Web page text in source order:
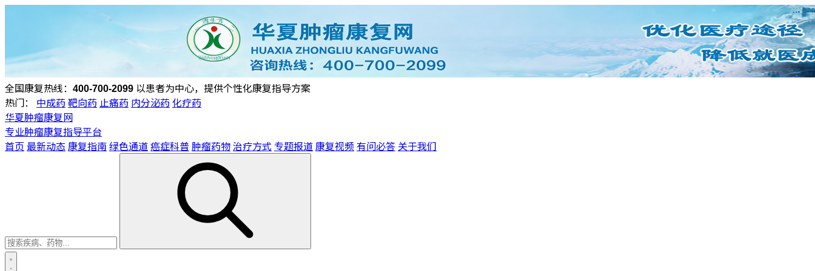
全国康复热线： 400-700-2099 以患者为中心，提供个性化康复指导方案
热门：
中成药 靶向药 止痛药 内分泌药 化疗药
华夏肿瘤康复网
专业肿瘤康复指导平台
首页 最新动态康复指南绿色通道癌症科普肿瘤药物治疗方式 专题报道康复视频 有问必答 关于我们